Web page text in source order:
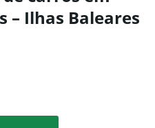
– Ilhas Baleares